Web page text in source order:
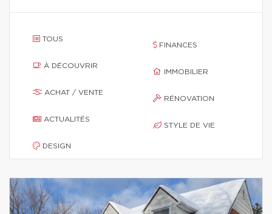
TOUS
À DÉCOUVRIR
ACHAT / VENTE
ACTUALITÉS
DESIGN
FINANCES
IMMOBILIER
RÉNOVATION
STYLE DE VIE